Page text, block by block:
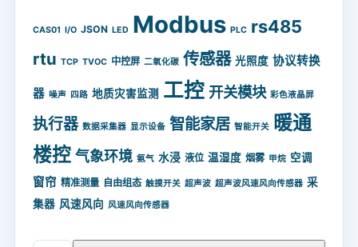
CAS01 I/O JSON LED Modbus PLC rs485
rtu TCP TVOC 中控屏 二氧化碳 传感器 光照度 协议转换
器 噪声 四路 地质灾害监测 工控 开关模块 彩色液晶屏
执行器 数据采集器 显示设备 智能家居 智能开关 暖通
楼控 气象环境 氨气 水浸 液位 温湿度 烟雾 甲烷 空调
窗帘 精准测量 自由组态 触摸开关 超声波 超声波风速风向传感器 采
集器 风速风向 风速风向传感器